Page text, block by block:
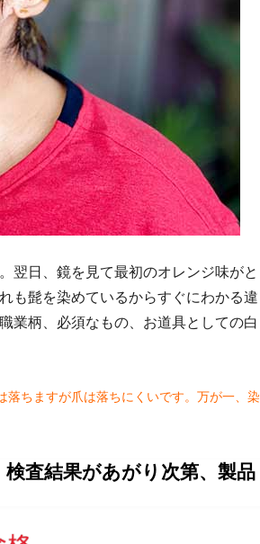
日、鏡を見て最初のオレンジ味がと
髭を染めているからすぐにわかる違
業柄、必須なもの、お道具としての白
ちますが爪は落ちにくいです。万が一、染
査結果があがり次第、製品